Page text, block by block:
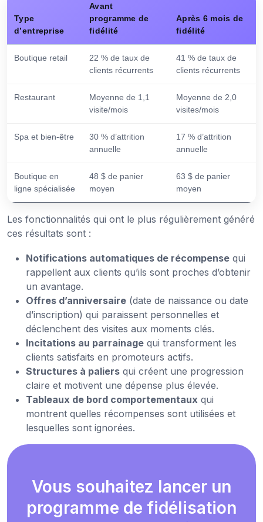
Type
d’entreprise
Avant
programme de
fidélité
Après 6 mois de
fidélité
Boutique retail
22 % de taux de
clients récurrents
41 % de taux de
clients récurrents
Restaurant
Moyenne de 1,1
visite/mois
Moyenne de 2,0
visites/mois
Spa et bien-être
30 % d’attrition
annuelle
17 % d’attrition
annuelle
Boutique en
ligne spécialisée
48 $ de panier
moyen
63 $ de panier
moyen
Les fonctionnalités qui ont le plus régulièrement généré
ces résultats sont :
Notifications automatiques de récompense qui
rappellent aux clients qu’ils sont proches d’obtenir
un avantage.
Offres d’anniversaire (date de naissance ou date
d’inscription) qui paraissent personnelles et
déclenchent des visites aux moments clés.
Incitations au parrainage qui transforment les
clients satisfaits en promoteurs actifs.
Structures à paliers qui créent une progression
claire et motivent une dépense plus élevée.
Tableaux de bord comportementaux qui
montrent quelles récompenses sont utilisées et
lesquelles sont ignorées.
Vous souhaitez lancer un
programme de fidélisation